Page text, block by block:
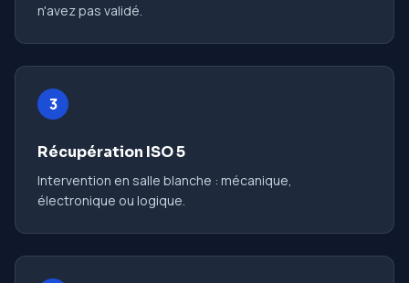
n'avez pas validé.
3
Récupération ISO 5
Intervention en salle blanche : mécanique,
électronique ou logique.